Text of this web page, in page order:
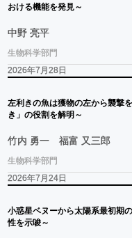
おける機能を発見～
中野 亮平
生物科学部門
2026年7月28日
左利きの魚は獲物の左から襲撃を
き」 の役割を解明 ～
竹内 勇一 福富 又三郎
生物科学部門
2026年7月24日
小惑星ベヌーから太陽系最初期の
性を示唆～